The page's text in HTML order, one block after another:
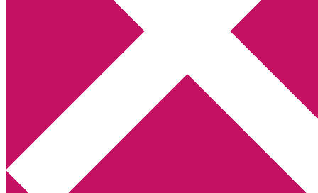
Utskriftscentralen
Min tv-blogg
You are here:Home
Årets bästa kriminalromaner är
nominerade
Årets bästa kriminalromaner
är nominerade